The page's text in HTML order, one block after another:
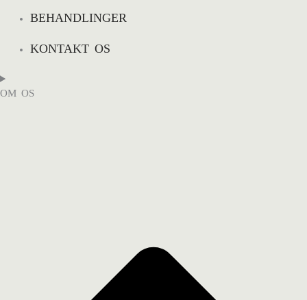
BEHANDLINGER
KONTAKT OS
OM OS